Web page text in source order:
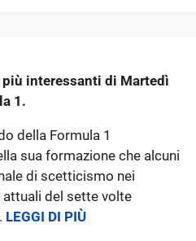
interessanti di Martedì
1.
della Formula 1
sua formazione che alcuni
di scetticismo nei
del sette volte
LEGGI DI PIÙ